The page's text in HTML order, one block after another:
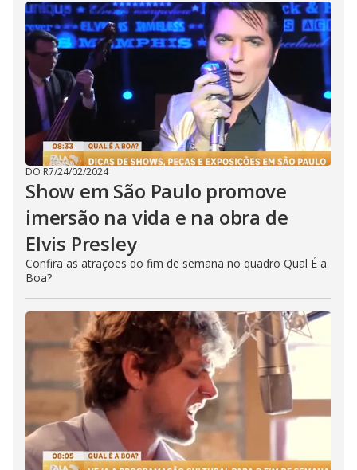
DO R7/24/02/2024
Show em São Paulo promove
imersão na vida e na obra de
Elvis Presley
Confira as atrações do fim de semana no quadro Qual É a
Boa?